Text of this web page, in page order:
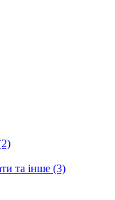
та інше (3)